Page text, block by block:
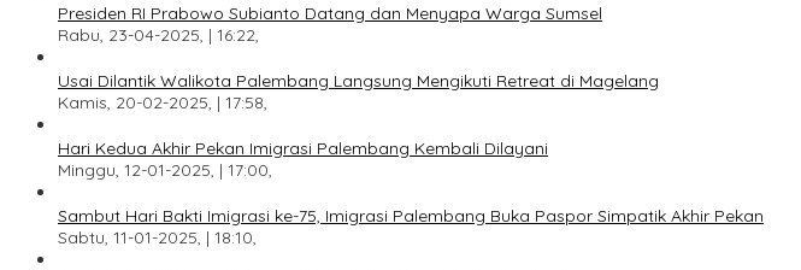
Presiden RI Prabowo Subianto Datang dan Menyapa Warga Sumsel
Rabu, 23-04-2025, | 16:22,
Usai Dilantik Walikota Palembang Langsung Mengikuti Retreat di Magelang
Kamis, 20-02-2025, | 17:58,
Hari Kedua Akhir Pekan Imigrasi Palembang Kembali Dilayani
Minggu, 12-01-2025, | 17:00,
Sambut Hari Bakti Imigrasi ke-75, Imigrasi Palembang Buka Paspor Simpatik Akhir Pekan
Sabtu, 11-01-2025, | 18:10,